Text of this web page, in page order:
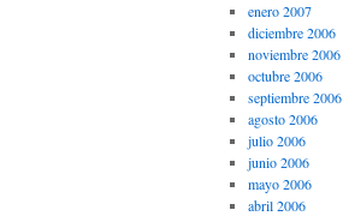
enero 2007
diciembre 2006
noviembre 2006
octubre 2006
septiembre 2006
agosto 2006
julio 2006
junio 2006
mayo 2006
abril 2006